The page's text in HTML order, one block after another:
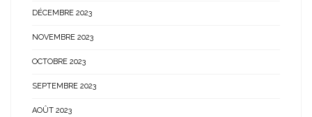
DÉCEMBRE 2023
NOVEMBRE 2023
OCTOBRE 2023
SEPTEMBRE 2023
AOÛT 2023